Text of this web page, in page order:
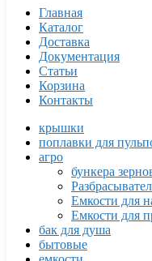
Главная
Каталог
Доставка
Документация
Статьи
Корзина
Контакты
крышки
поплавки для
агро
бункера
Емкости для
Емкости для
бак для душа
бытовые